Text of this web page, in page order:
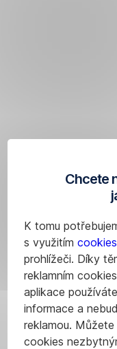
Chcete
K tomu
s využitím cookies
prohlížeči. Díky
reklamním
aplikace
informace a
reklamou.
cookies